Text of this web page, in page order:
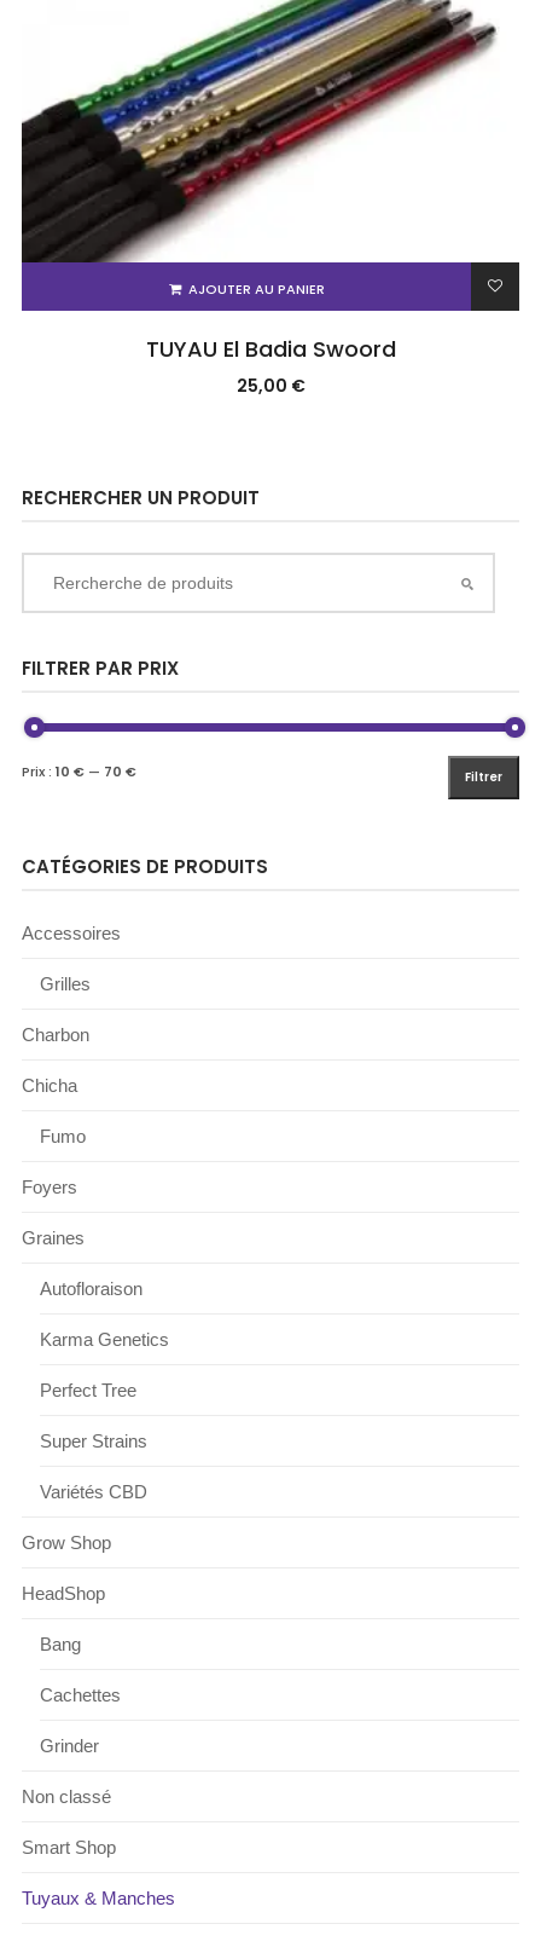
AJOUTER AU PANIER
TUYAU El Badia Swoord
25,00 €
RECHERCHER UN PRODUIT
FILTRER PAR PRIX
Filtrer
Prix : 10 €— 70 €
CATÉGORIES DE PRODUITS
Accessoires
Grilles
Charbon
Chicha
Fumo
Foyers
Graines
Autofloraison
Karma Genetics
Perfect Tree
Super Strains
Variétés CBD
Grow Shop
HeadShop
Bang
Cachettes
Grinder
Non classé
Smart Shop
Tuyaux & Manches